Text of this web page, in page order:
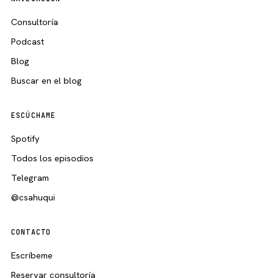
Consultoría
Podcast
Blog
Buscar en el blog
ESCÚCHAME
Spotify
Todos los episodios
Telegram
@csahuqui
CONTACTO
Escríbeme
Reservar consultoría